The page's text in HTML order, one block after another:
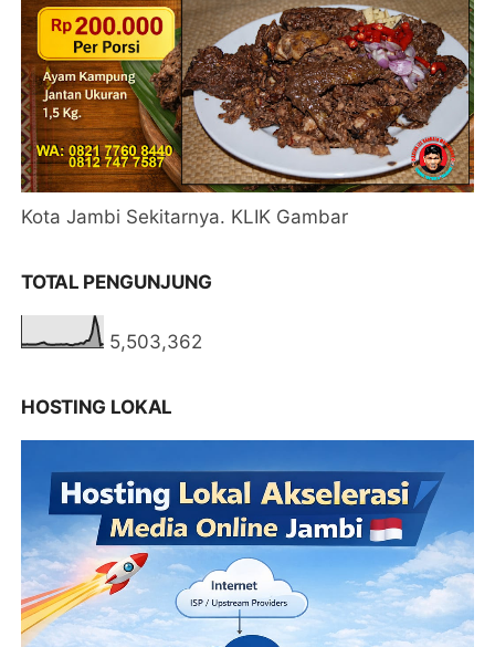
Kota Jambi Sekitarnya. KLIK Gambar
TOTAL PENGUNJUNG
5,503,362
HOSTING LOKAL